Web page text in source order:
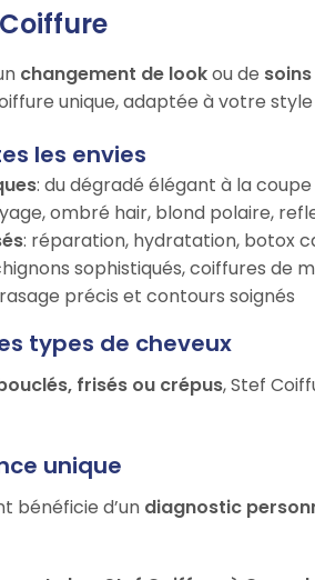
changement de lookou de
unique, adaptée à votre
les envies
: du dégradé élégant à la
ombré hair, blond polaire,
: réparation, hydratation, botox
sophistiqués, coiffures de
précis et contours soignés
types de cheveux
frisés ou crépus, Stef
unique
bénéficie d’un diagnostic